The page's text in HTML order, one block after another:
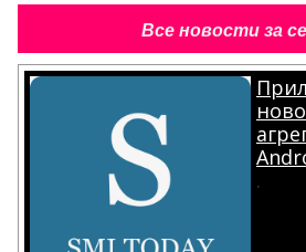
Все новости за
.